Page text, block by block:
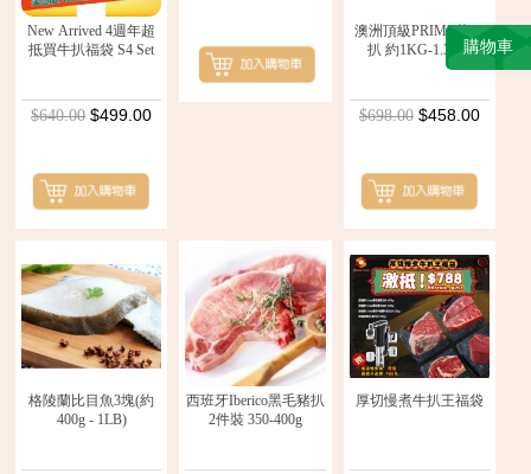
購物車
New Arrived 4週年超
抵買牛扒福袋 S4 Set
$640.00 $499.00
澳洲頂級PRIME斧頭
扒 約1KG-1.3KG
$698.00 $458.00
格陵蘭比目魚3塊(約
400g - 1LB)
西班牙Iberico黑毛豬扒
2件裝 350-400g
厚切慢煮牛扒王福袋